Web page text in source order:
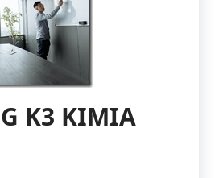
K3 KIMIA